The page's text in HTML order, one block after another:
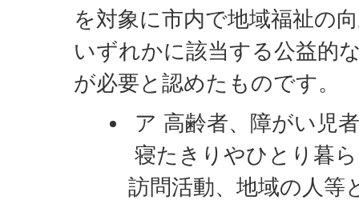
を対象に市内で地域福祉の
いずれかに該当する公益的
が必要と認めたものです。
ア 高齢者、障がい児
寝たきりやひとり暮
訪問活動、地域の人等